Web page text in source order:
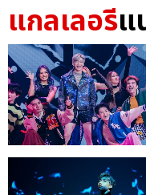
แกลเลอรีแ